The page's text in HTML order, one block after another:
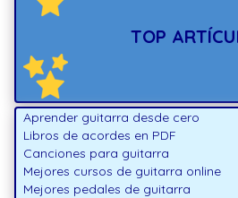
TOP
Aprender guitarra desde cero
Libros de acordes en PDF
Canciones para guitarra
Mejores cursos de guitarra online
Mejores pedales de guitarra